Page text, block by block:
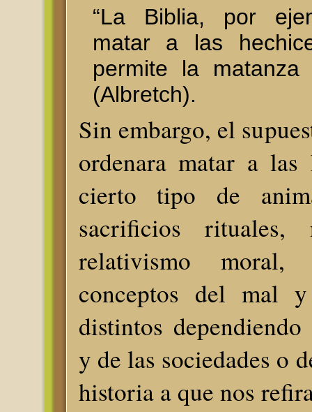
“La Biblia, por
matar a las
permite la matanza
(Albretch).
Sin embargo, el
ordenara matar a las
cierto tipo de
sacrificios
relativismo
conceptos del mal
distintos
y de las sociedades o
historia a que nos